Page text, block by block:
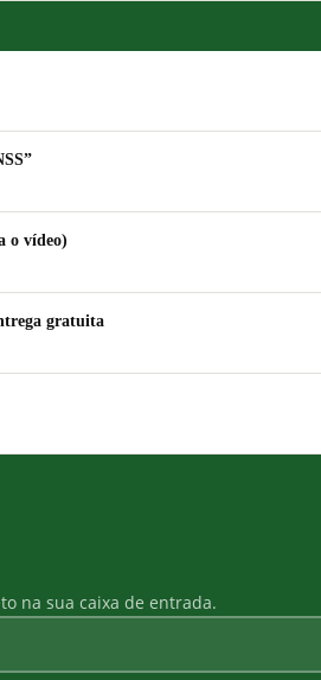
o vídeo)
gratuita
na sua caixa de entrada.